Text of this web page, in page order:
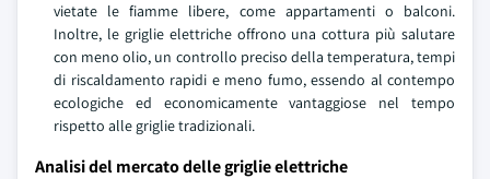
vietate le fiamme libere, come appartamenti o balconi.
Inoltre, le griglie elettriche offrono una cottura più salutare
con meno olio, un controllo preciso della temperatura, tempi
di riscaldamento rapidi e meno fumo, essendo al contempo
ecologiche ed economicamente vantaggiose nel tempo
rispetto alle griglie tradizionali.
Analisi del mercato delle griglie elettriche